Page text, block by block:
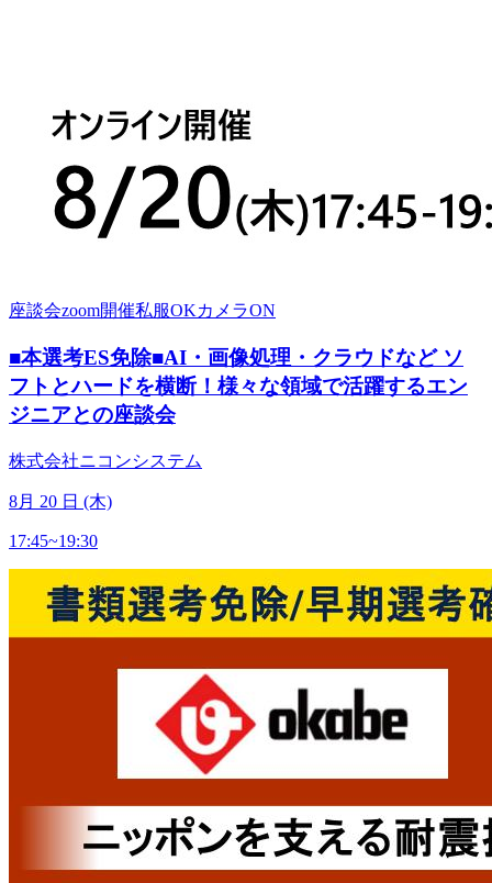
座談会zoom開催私服OKカメラON
■本選考ES免除■AI・画像処理・クラウドなど ソ
フトとハードを横断！様々な領域で活躍するエン
ジニアとの座談会
株式会社ニコンシステム
8月 20 日 (木)
17:45~19:30